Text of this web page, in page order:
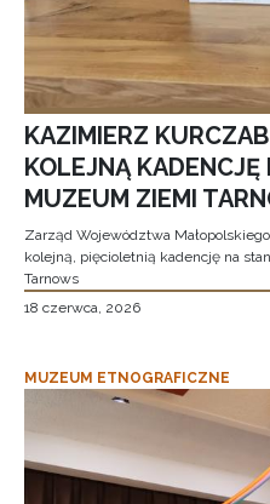
KAZIMIERZ
KOLEJNĄ KADENCJĘ
MUZEUM ZIEMI
Zarząd Województwa
kolejną, pięcioletnią kadencję na
Tarnows
18 czerwca, 2026
MUZEUM ETNOGRAFICZNE